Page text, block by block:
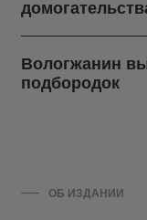
Вологжанин
подбородок
ОБ ИЗДАНИИ